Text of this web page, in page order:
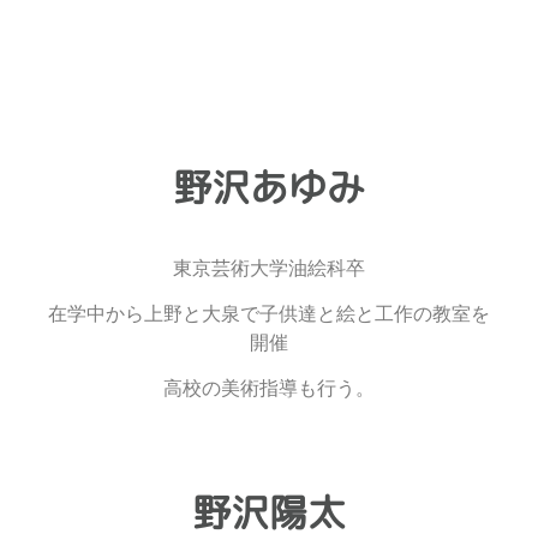
野沢あゆみ
東京芸術大学油絵科卒
在学中から上野と大泉で子供達と絵と工作の教室を
開催
高校の美術指導も行う。
野沢陽太